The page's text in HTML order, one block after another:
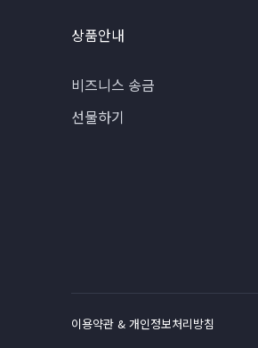
상품안내
비즈니스 송금
선물하기
이용약관 & 개인정보처리방침